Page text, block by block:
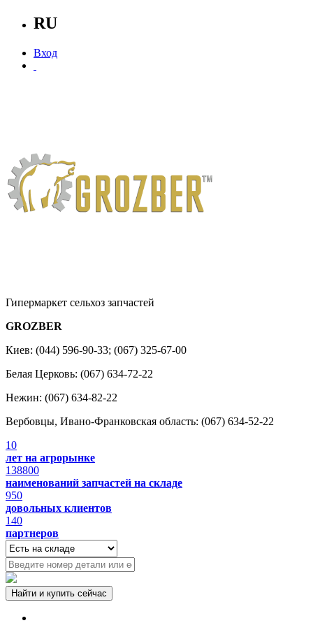
RU
Вход
Гипермаркет сельхоз запчастей
GROZBER
Киев: (044) 596-90-33; (067) 325-67-00
Белая Церковь: (067) 634-72-22
Нежин: (067) 634-82-22
Вербовцы, Ивано-Франковская область: (067) 634-52-22
10
лет на агрорынке
138800
наименований запчастей на складе
950
довольных клиентов
140
партнеров